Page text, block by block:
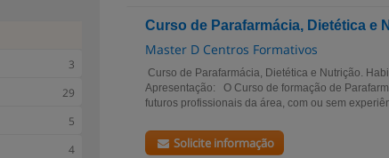
Curso de Parafarmácia, Dietética e
Master D Centros Formativos
Curso de Parafarmácia, Dietética e Nutrição.
Apresentação: O Curso de formação de
futuros profissionais da área, com ou sem
Solicite informação
3
29
5
4